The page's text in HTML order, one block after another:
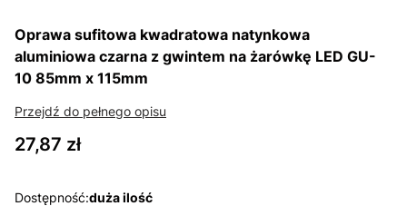
Oprawa sufitowa kwadratowa natynkowa
aluminiowa czarna z gwintem na żarówkę LED GU-
10 85mm x 115mm
Przejdź do pełnego opisu
Cena
27,87 zł
Dostępność:duża ilość